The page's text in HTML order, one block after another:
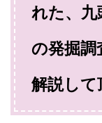
れた、九
の発掘調
解説して